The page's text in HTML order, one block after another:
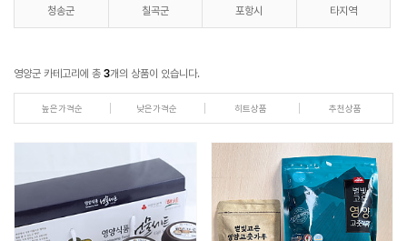
청송군 칠곡군 포항시 타지역
영양군 카테고리에 총 3개의 상품이 있습니다.
높은가격순 낮은가격순 히트상품 추천상품